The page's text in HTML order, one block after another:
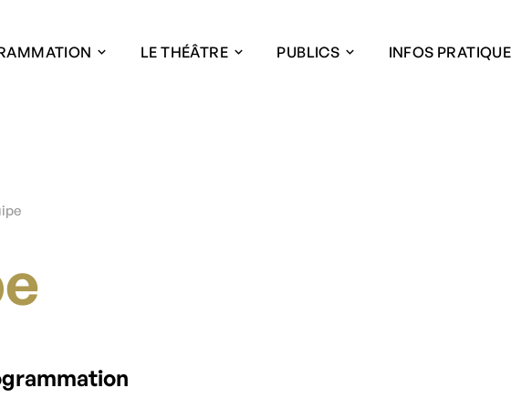
LE THÉÂTRE PUBLICS INFOS